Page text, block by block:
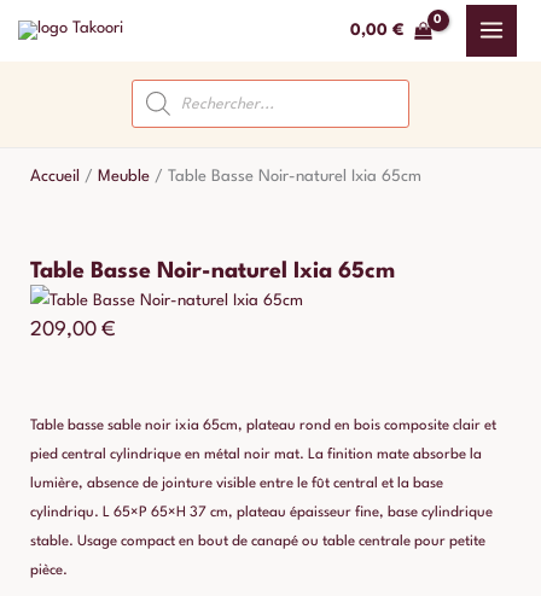
0,00 €
Recherche
de
produits
Accueil / Meuble / Table Basse Noir-naturel Ixia 65cm
Table Basse Noir-naturel Ixia 65cm
209,00 €
Table basse sable noir ixia 65cm, plateau rond en bois composite clair et
pied central cylindrique en métal noir mat. La finition mate absorbe la
lumière, absence de jointure visible entre le fût central et la base
cylindriqu. L 65×P 65×H 37 cm, plateau épaisseur fine, base cylindrique
stable. Usage compact en bout de canapé ou table centrale pour petite
pièce.